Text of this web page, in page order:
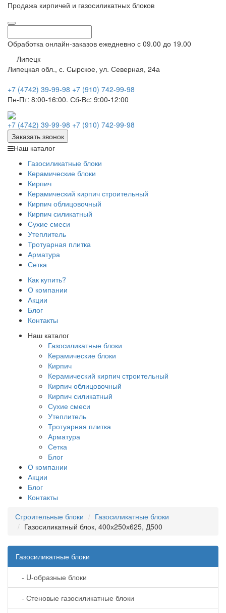
Продажа кирпичей и газосиликатных блоков
Обработка онлайн-заказов ежедневно с 09.00 до 19.00
Липецк
Липецкая обл., с. Сырское, ул. Северная, 24а
+7 (4742) 39-99-98 +7 (910) 742-99-98
Пн-Пт: 8:00-16:00. Сб-Вс: 9:00-12:00
+7 (4742) 39-99-98 +7 (910) 742-99-98
Заказать звонок
Наш каталог
Газосиликатные блоки
Керамические блоки
Кирпич
Керамический кирпич строительный
Кирпич облицовочный
Кирпич силикатный
Сухие смеси
Утеплитель
Тротуарная плитка
Арматура
Сетка
Как купить?
О компании
Акции
Блог
Контакты
Наш каталог
Газосиликатные блоки
Керамические блоки
Кирпич
Керамический кирпич строительный
Кирпич облицовочный
Кирпич силикатный
Сухие смеси
Утеплитель
Тротуарная плитка
Арматура
Сетка
Блог
О компании
Акции
Блог
Контакты
Строительные блоки
Газосиликатные блоки
Газосиликатный блок, 400х250х625, Д500
Газосиликатные блоки
- U-образные блоки
- Стеновые газосиликатные блоки